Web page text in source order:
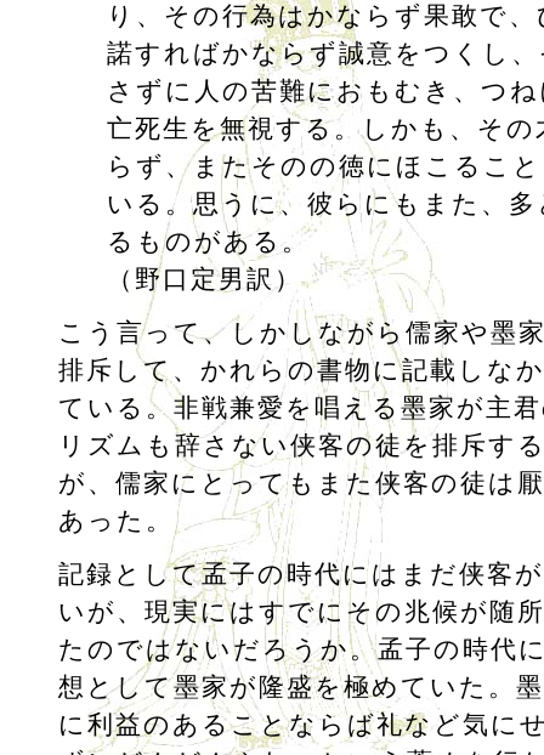
り、その行為はかならず果敢で
諾すればかならず誠意をつくし
さずに人の苦難におもむき、つ
亡死生を無視する。しかも、その
らず、またそのの徳にほこるこ
いる。思うに、彼らにもまた、
るものがある。
（野口定男訳）
こう言って、しかしながら儒家や墨
排斥して、かれらの書物に記載しな
ている。非戦兼愛を唱える墨家が主
リズムも辞さない侠客の徒を排斥す
が、儒家にとってもまた侠客の徒は
あった。
記録として孟子の時代にはまだ侠客
いが、現実にはすでにその兆候が随
たのではないだろうか。孟子の時代
想として墨家が隆盛を極めていた。
に利益のあることならば礼など気に